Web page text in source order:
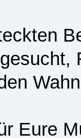
Eure